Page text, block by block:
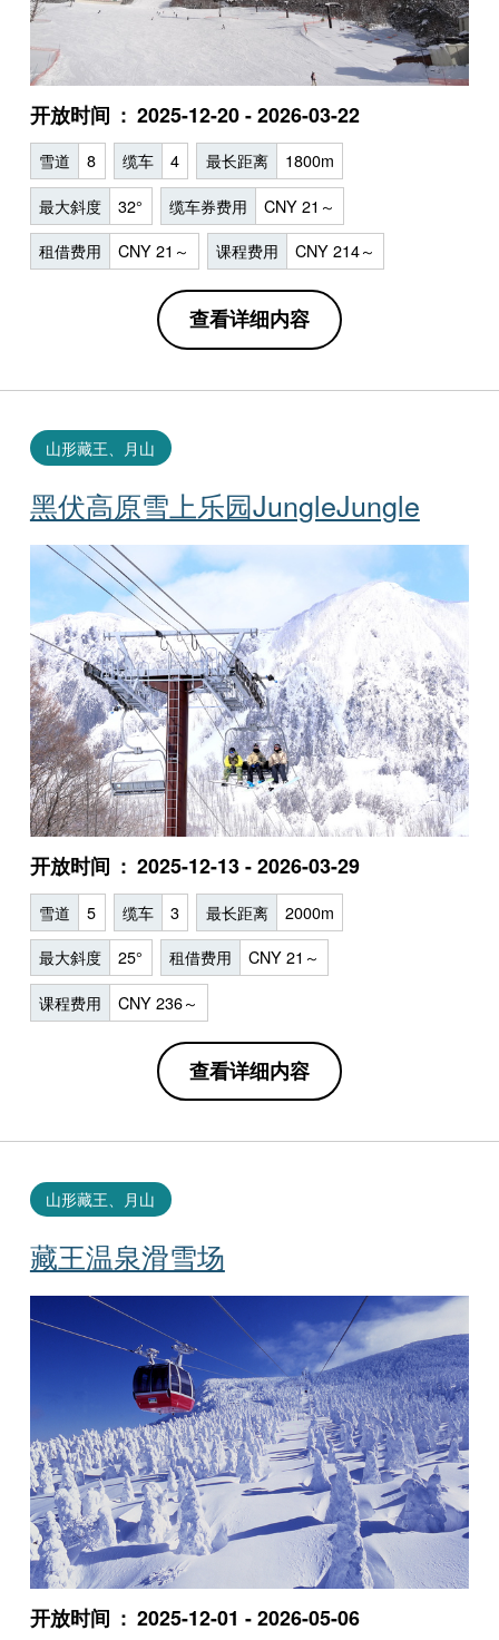
开放时间 2025-12-20 - 2026-03-22
雪道 8 缆车 4 最长距离 1800m
最大斜度 32° 缆车券费用 CNY 21～
租借费用 CNY 21～ 课程费用 CNY 214～
查看详细内容
黑伏高原雪上乐园JungleJungle
山形藏王、月山
开放时间 2025-12-13 - 2026-03-29
雪道 5 缆车 3 最长距离 2000m
最大斜度 25° 租借费用 CNY 21～
课程费用 CNY 236～
查看详细内容
藏王温泉滑雪场
山形藏王、月山
开放时间 2025-12-01 - 2026-05-06